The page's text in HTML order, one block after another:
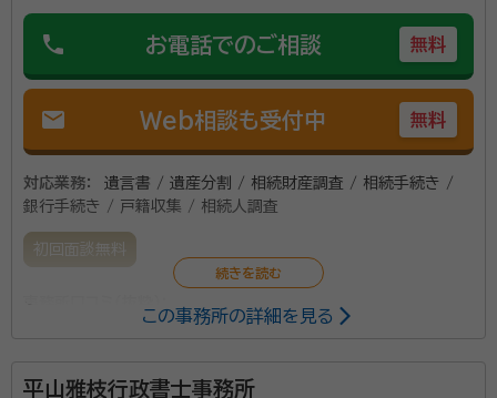
phone お電話でのご相談 無料
mail Web相談も受付中 無料
対応業務：
遺言書 / 遺産分割 / 相続財産調査 / 相続手続き /
銀行手続き / 戸籍収集 / 相続人調査
初回面談無料
この事務所の詳細を見る
平山雅枝行政書士事務所